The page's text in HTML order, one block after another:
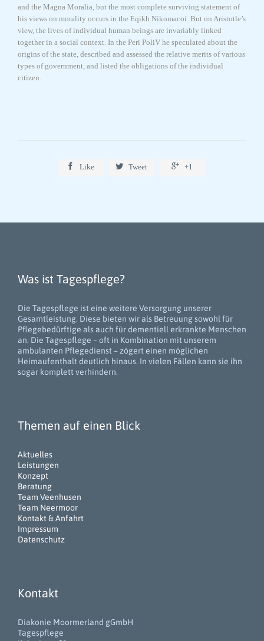
and the Magna Moralia, but the most complete surviving statement of
his views on morality occurs in the Eqikh Nikomacoi. But on Aristotle’s
view, the lives of individual human beings are invariably linked
together in a social context. In the Peri PoliV he speculated about the
origins of the state, described and assessed the relative merits of various
types of government, and listed the obligations of the individual
citizen.
 Like  Tweet  +1
Was ist Tagespflege?
Die Tagespflege ist eine weitere Versorgung unserer
Gesamtleistung. Diese bieten wir als Betreuung sowohl für
Pflegebedürftige als auch für dementiell erkrankte Menschen
an. Die Tagespflege – oft in Kombination mit unserem
ambulanten Pflegedienst – zögert einen möglichen
Heimaufenthalt deutlich hinaus. In vielen Fällen kann sie ihn
sogar komplett verhindern.
Themen auf einen Blick
Aktuelles
Leistungen
Konzept
Beratung
Team Veenhusen
Team Neermoor
Kontakt & Anfahrt
Impressum
Datenschutz
Kontakt
Diakonie Moormerland gGmbH
Tagespflege